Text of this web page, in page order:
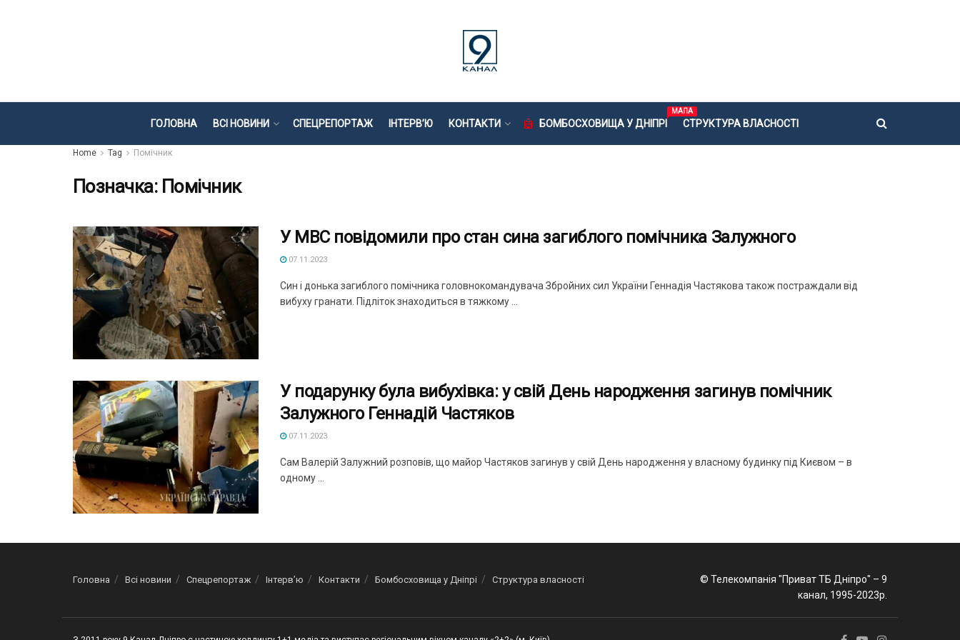
ГОЛОВНА ВСІ НОВИНИ СПЕЦРЕПОРТАЖ ІНТЕРВ’Ю КОНТАКТИ БОМБОСХОВИЩА У ДНІПРІ
МАПА
СТРУКТУРА ВЛАСНОСТІ
Home Tag Помічник
Позначка: Помічник
У МВС повідомили про стан сина загиблого помічника Залужного
07.11.2023
Син і донька загиблого помічника головнокомандувача Збройних сил України Геннадія Частякова також постраждали від
вибуху гранати. Підліток знаходиться в тяжкому ...
У подарунку була вибухівка: у свій День народження загинув помічник
Залужного Геннадій Частяков
07.11.2023
Сам Валерій Залужний розповів, що майор Частяков загинув у свій День народження у власному будинку під Києвом – в
одному ...
Головна Всі новини Спецрепортаж Інтерв’ю Контакти Бомбосховища у Дніпрі Структура власності
© Телекомпанія "Приват ТБ Дніпро" – 9
канал, 1995-2023р.